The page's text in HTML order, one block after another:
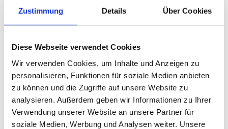
Zustimmung Details Über Cookies
Diese Webseite verwendet Cookies
Wir verwenden Cookies, um Inhalte und Anzeigen zu
personalisieren, Funktionen für soziale Medien anbieten
zu können und die Zugriffe auf unsere Website zu
analysieren. Außerdem geben wir Informationen zu Ihrer
Verwendung unserer Website an unsere Partner für
soziale Medien, Werbung und Analysen weiter. Unsere
April 2023
März 2023
2022
Januar 2022